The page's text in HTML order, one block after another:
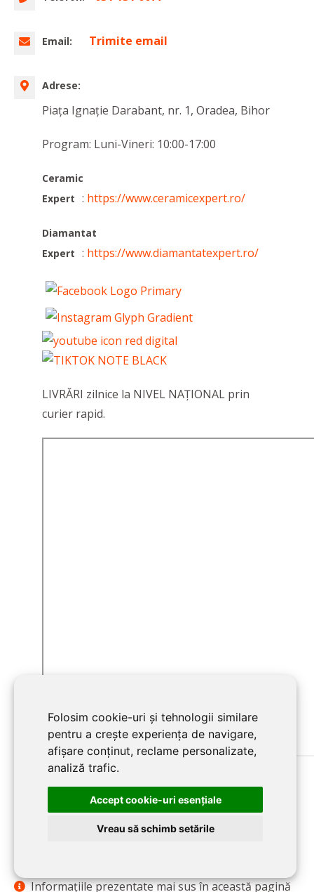
Folosim cookie-uri și tehnologii similare
pentru a crește experiența de navigare,
afișare conținut, reclame personalizate,
analiză trafic.
Accept cookie-uri esenţiale
Vreau să schimb setările
Email: Trimite email
Adrese:
Piața Ignație Darabant, nr. 1, Oradea, Bihor
Program: Luni-Vineri: 10:00-17:00
Ceramic
Expert : https://www.ceramicexpert.ro/
Diamantat
Expert : https://www.diamantatexpert.ro/
LIVRĂRI zilnice la NIVEL NAȚIONAL prin
curier rapid.
https://www.criano.com
Informaţiile prezentate mai sus în această pagină